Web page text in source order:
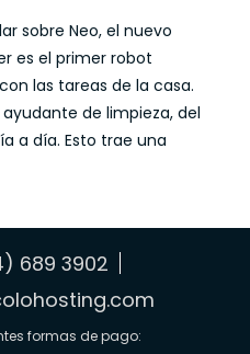
sobre Neo, el nuevo
es el primer robot
las tareas de la casa.
de limpieza, del
a día. Esto trae una
689 3902
formas de pago: